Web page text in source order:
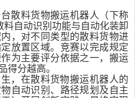
散料货物搬运机器人（下称
料自动识别功能与自动化装卸
，对不同类型的散料货物进
放置区域。竞赛以完成规定
为主要评分依据之一，搬运
得分越高。
，在散料货物搬运机器人的
自动识别、路径规划及自主